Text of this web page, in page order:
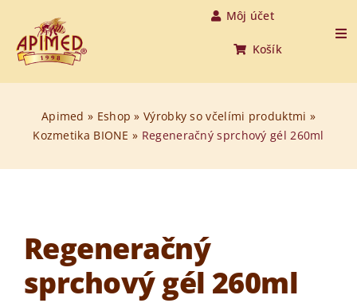
content
Môj účet
Košík
Produkty
Apimed » Eshop »Výrobky so včelími produktmi »
Kozmetika BIONE » Regeneračný sprchový gél 260ml
Regeneračný
sprchový gél 260ml